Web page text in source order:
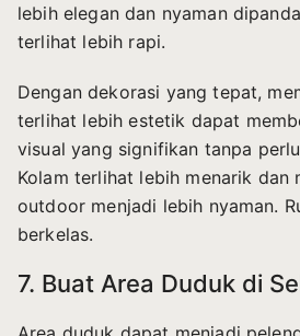
lebih elegan dan nyaman
terlihat lebih rapi.
Dengan dekorasi yang tepat,
terlihat lebih estetik dapat
visual yang signifikan tanpa
Kolam terlihat lebih menarik dan
outdoor menjadi lebih nyaman.
berkelas.
7. Buat Area Duduk di